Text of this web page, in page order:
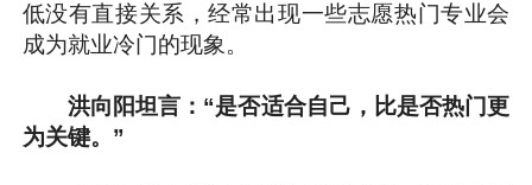
低没有直接关系，经常出现一些志愿热门专业会
成为就业冷门的现象。
洪向阳坦言：“是否适合自己，比是否热门更
为关键。”